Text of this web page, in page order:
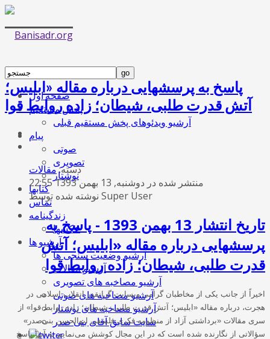
صفحه اول
پخش مستقیم
آرشیو ویدئوهای پخش مستقیم قبلی
پیام
صوتی
تصویری
نوشتار
کتابها
تماس
زندگینامه
عکسها
آرشیو ها
آرشیو وضعیت سنجی ها
آرشیو مقالات
آرشیو مصاخبه های تصویری
آرشیو مصاخبه های صوتی
آرشیو مصاخبه های نوشتار
سایت سابق آقای بنی صدر
پاسخ به پرسشهایی درباره مقاله «ابلیس؛
آتش قدرت طلبی، شیطان؛ زاده روابط قوا
دسته:مقالات
منتشر شده در دوشنبه, 13 بهمن 1393 22:55
نوشته شده توسط Super User
تاریخ انتشار 13 بهمن 1393 - پاسخ به
پرسشهایی درباره مقاله «ابلیس؛ آتش
قدرت طلبی، شیطان؛ زاده روابط قوا
اخیراً از جانب یکی از مخاطبان گرامی وبسایت گرانقدر انقلاب اسلامی در
هجرت، درباره مقاله «ابلیس؛ آتش قدرت طلبی، شیطان؛ زاده روابط قوا» از
سری مقالات «برداشتی آزاد از منظومه فکری فلسفی ابوالحسن بنی‌صدر»
سؤالاتی از نگارنده شده است که در این مجال کوشش می‌نمایم به آنها پاسخ